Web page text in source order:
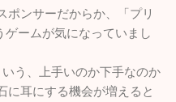
ポンサーだからか、「プリ
ゲームが気になっていまし
う、上手いのか下手なのか
に耳にする機会が増えると